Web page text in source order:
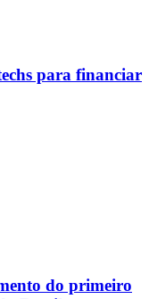
para financiar
do primeiro